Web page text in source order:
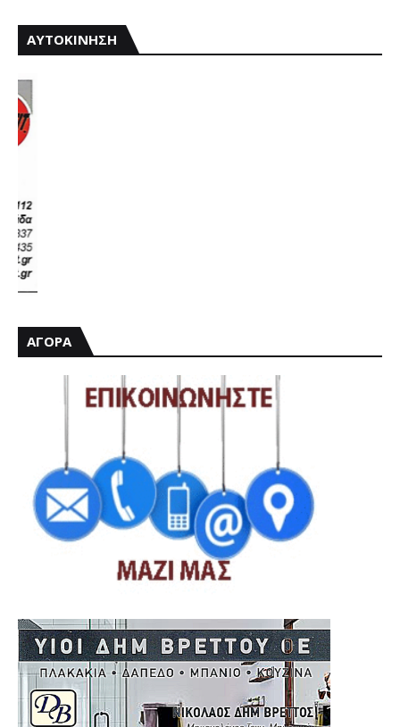
ΑΥΤΟΚΙΝΗΣΗ
ΑΓΟΡΑ